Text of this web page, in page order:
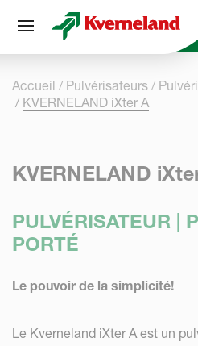
Accueil Pulvérisateurs
KVERNELAND iXter A
KVERNELAND
PULVÉRISATEUR |
PORTÉ
Le pouvoir de la simplicité!
Le Kverneland iXter A est un
Panneau de gestion des cookies